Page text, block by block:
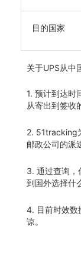
目的国家
关于UPS从中
1. 预计到达时
从寄出到签收
2. 51tracking
邮政公司的派
3. 通过查询，
到国外选择什
4. 目前时效数
谅。